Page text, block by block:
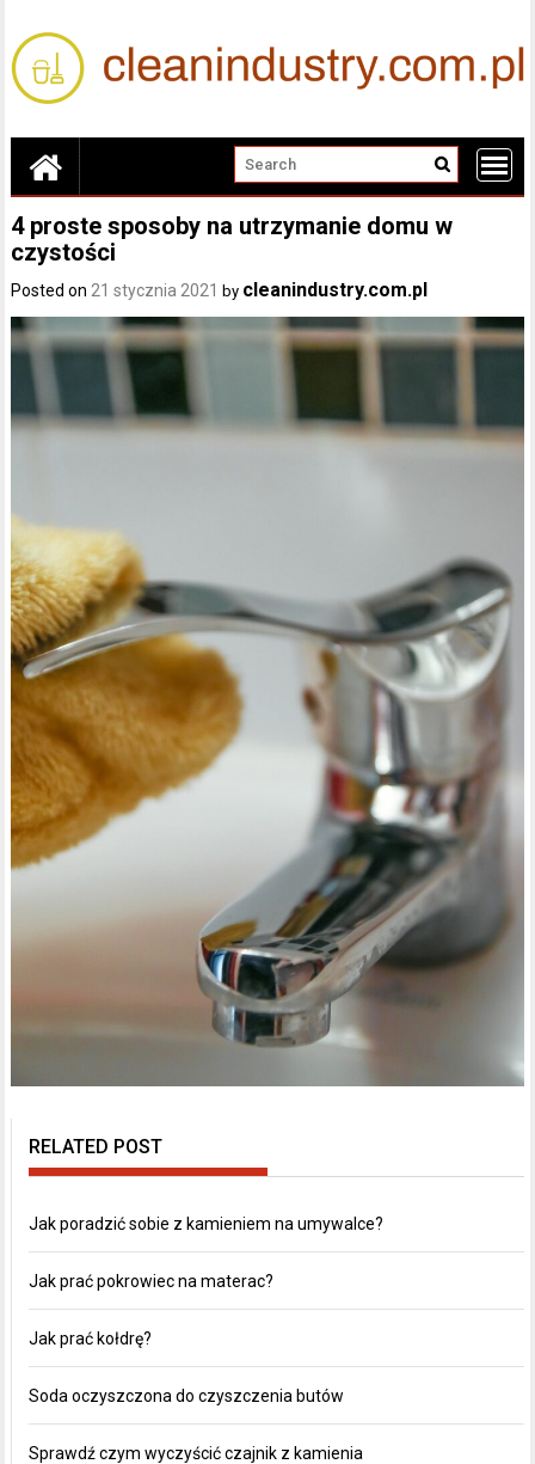
content
4 proste sposoby na utrzymanie domu w
czystości
Posted on21 stycznia 2021 by cleanindustry.com.pl
RELATED POST
Jak poradzić sobie z kamieniem na umywalce?
Jak prać pokrowiec na materac?
Jak prać kołdrę?
Soda oczyszczona do czyszczenia butów
Sprawdź czym wyczyścić czajnik z kamienia